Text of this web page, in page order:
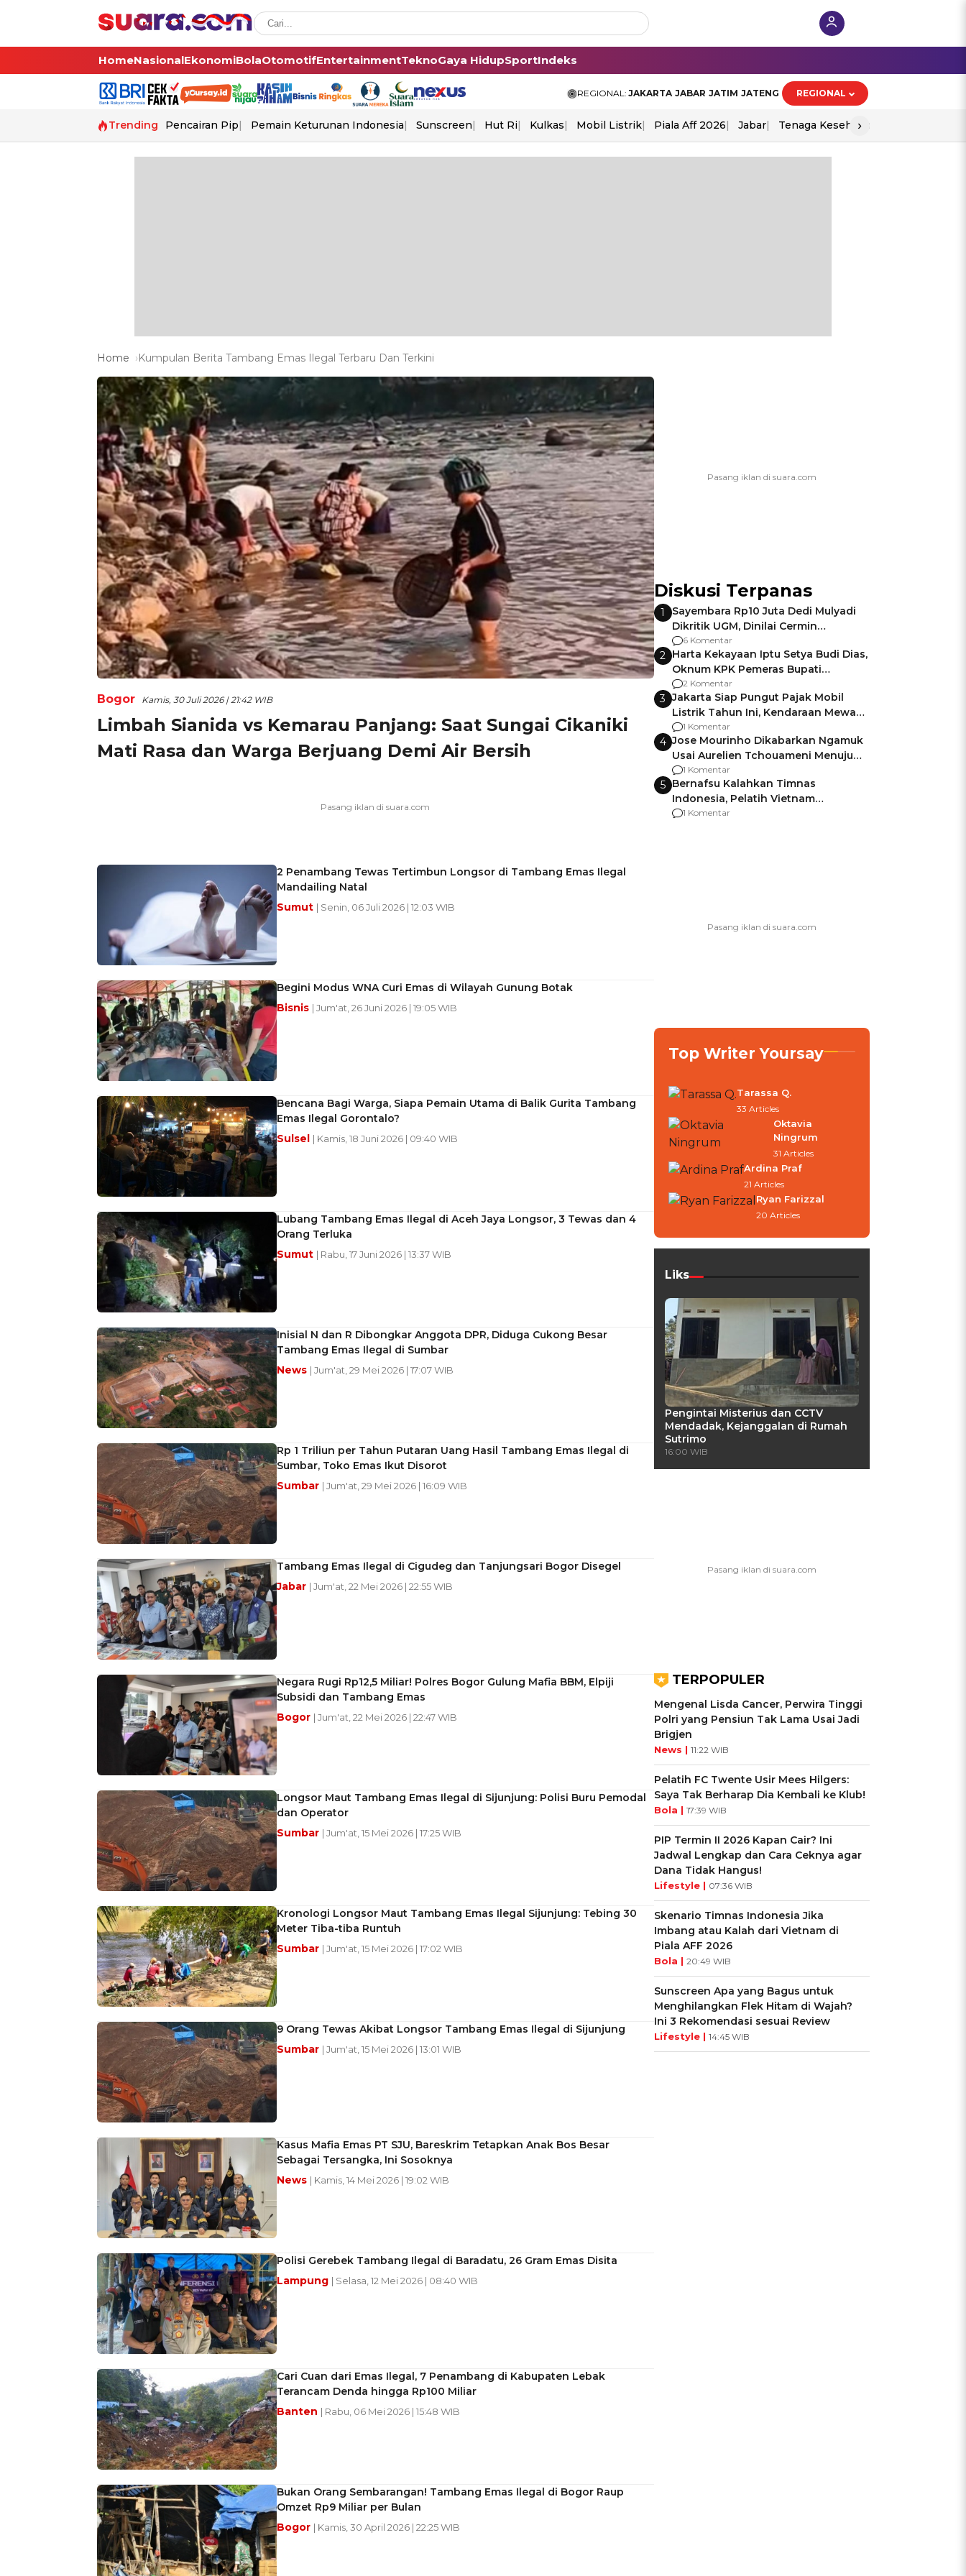
HomeNasionalEkonomiBolaOtomotifEntertainmentTeknoGaya HidupSportIndeks
REGIONAL: JAKARTA JABAR JATIM JATENG REGIONAL
Trending Pencairan Pip Pemain Keturunan Indonesia Sunscreen Hut Ri Kulkas Mobil Listrik Piala Aff 2026 Jabar Tenaga Kesehatan
›
Home Kumpulan Berita Tambang Emas Ilegal Terbaru Dan Terkini
Bogor Kamis, 30 Juli 2026 | 21:42 WIB
Limbah Sianida vs Kemarau Panjang: Saat Sungai Cikaniki
Mati Rasa dan Warga Berjuang Demi Air Bersih
2 Penambang Tewas Tertimbun Longsor di Tambang Emas Ilegal
Mandailing Natal
Sumut | Senin, 06 Juli 2026 | 12:03 WIB
Begini Modus WNA Curi Emas di Wilayah Gunung Botak
Bisnis | Jum'at, 26 Juni 2026 | 19:05 WIB
Bencana Bagi Warga, Siapa Pemain Utama di Balik Gurita Tambang
Emas Ilegal Gorontalo?
Sulsel | Kamis, 18 Juni 2026 | 09:40 WIB
Lubang Tambang Emas Ilegal di Aceh Jaya Longsor, 3 Tewas dan 4
Orang Terluka
Sumut | Rabu, 17 Juni 2026 | 13:37 WIB
Inisial N dan R Dibongkar Anggota DPR, Diduga Cukong Besar
Tambang Emas Ilegal di Sumbar
News | Jum'at, 29 Mei 2026 | 17:07 WIB
Rp 1 Triliun per Tahun Putaran Uang Hasil Tambang Emas Ilegal di
Sumbar, Toko Emas Ikut Disorot
Sumbar | Jum'at, 29 Mei 2026 | 16:09 WIB
Tambang Emas Ilegal di Cigudeg dan Tanjungsari Bogor Disegel
Jabar | Jum'at, 22 Mei 2026 | 22:55 WIB
Negara Rugi Rp12,5 Miliar! Polres Bogor Gulung Mafia BBM, Elpiji
Subsidi dan Tambang Emas
Bogor | Jum'at, 22 Mei 2026 | 22:47 WIB
Longsor Maut Tambang Emas Ilegal di Sijunjung: Polisi Buru Pemodal
dan Operator
Sumbar | Jum'at, 15 Mei 2026 | 17:25 WIB
Kronologi Longsor Maut Tambang Emas Ilegal Sijunjung: Tebing 30
Meter Tiba-tiba Runtuh
Sumbar | Jum'at, 15 Mei 2026 | 17:02 WIB
9 Orang Tewas Akibat Longsor Tambang Emas Ilegal di Sijunjung
Sumbar | Jum'at, 15 Mei 2026 | 13:01 WIB
Kasus Mafia Emas PT SJU, Bareskrim Tetapkan Anak Bos Besar
Sebagai Tersangka, Ini Sosoknya
News | Kamis, 14 Mei 2026 | 19:02 WIB
Polisi Gerebek Tambang Ilegal di Baradatu, 26 Gram Emas Disita
Lampung | Selasa, 12 Mei 2026 | 08:40 WIB
Cari Cuan dari Emas Ilegal, 7 Penambang di Kabupaten Lebak
Terancam Denda hingga Rp100 Miliar
Banten | Rabu, 06 Mei 2026 | 15:48 WIB
Bukan Orang Sembarangan! Tambang Emas Ilegal di Bogor Raup
Omzet Rp9 Miliar per Bulan
Bogor | Kamis, 30 April 2026 | 22:25 WIB
Diskusi Terpanas
1
Sayembara Rp10 Juta Dedi Mulyadi
Dikritik UGM, Dinilai Cermin
Gagalnya Negara Jamin Keamanan
6 Komentar
2 Harta Kekayaan Iptu Setya Budi Dias,
Oknum KPK Pemeras Bupati
Pemalang
2 Komentar
3 Jakarta Siap Pungut Pajak Mobil
Listrik Tahun Ini, Kendaraan Mewah
Kena hingga 75% PKB
1 Komentar
4 Jose Mourinho Dikabarkan Ngamuk
Usai Aurelien Tchouameni Menuju
Manchester United
1 Komentar
5 Bernafsu Kalahkan Timnas
Indonesia, Pelatih Vietnam
Berencana Pakai Jimat di Pakansari
1 Komentar
Top Writer Yoursay
Tarassa Q.
33 Articles
Oktavia
Ningrum
31 Articles
Ardina Praf
21 Articles
Ryan Farizzal
20 Articles
Liks
Pengintai Misterius dan CCTV
Mendadak, Kejanggalan di Rumah
Sutrimo
16:00 WIB
TERPOPULER
Mengenal Lisda Cancer, Perwira Tinggi
Polri yang Pensiun Tak Lama Usai Jadi
Brigjen
News | 11:22 WIB
Pelatih FC Twente Usir Mees Hilgers:
Saya Tak Berharap Dia Kembali ke Klub!
Bola | 17:39 WIB
PIP Termin II 2026 Kapan Cair? Ini
Jadwal Lengkap dan Cara Ceknya agar
Dana Tidak Hangus!
Lifestyle | 07:36 WIB
Skenario Timnas Indonesia Jika
Imbang atau Kalah dari Vietnam di
Piala AFF 2026
Bola | 20:49 WIB
Sunscreen Apa yang Bagus untuk
Menghilangkan Flek Hitam di Wajah?
Ini 3 Rekomendasi sesuai Review
Lifestyle | 14:45 WIB